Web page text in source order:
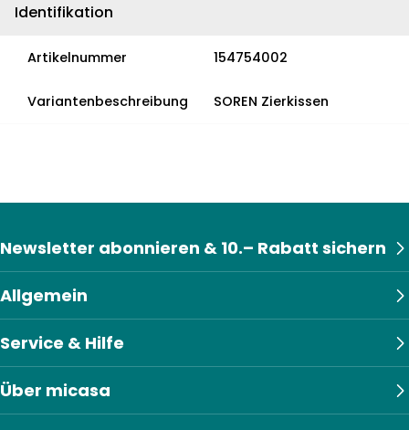
Identifikation
Artikelnummer 154754002
Variantenbeschreibung SOREN Zierkissen
Allgemein
Service & Hilfe
Über micasa
Newsletter abonnieren & 10.– Rabatt sichern